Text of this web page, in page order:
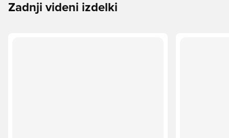
Zadnji videni izdelki